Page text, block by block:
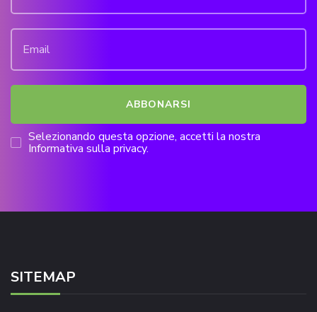
Selezionando questa opzione, accetti la nostra
Informativa sulla privacy.
SITEMAP